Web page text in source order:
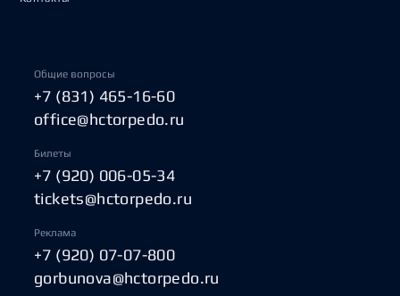
Общие вопросы
+7 (831) 465-16-60
office@hctorpedo.ru
Билеты
+7 (920) 006-05-34
tickets@hctorpedo.ru
Реклама
+7 (920) 07-07-800
gorbunova@hctorpedo.ru